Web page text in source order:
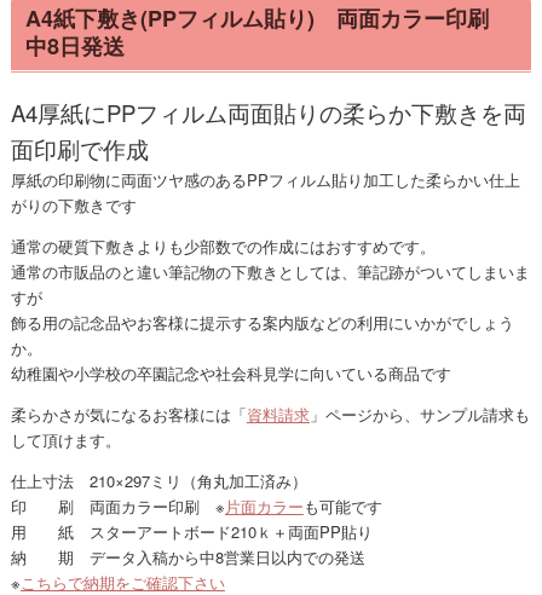
A4紙下敷き(PPフィルム貼り) 両面カラー印刷
中8日発送
A4厚紙にPPフィルム両面貼りの柔らか下敷きを両
面印刷で作成
厚紙の印刷物に両面ツヤ感のあるPPフィルム貼り加工した柔らかい仕上
がりの下敷きです
通常の硬質下敷きよりも少部数での作成にはおすすめです。
通常の市販品のと違い筆記物の下敷きとしては、筆記跡がついてしまいま
すが
飾る用の記念品やお客様に提示する案内版などの利用にいかがでしょう
か。
幼稚園や小学校の卒園記念や社会科見学に向いている商品です
柔らかさが気になるお客様には「資料請求」ページから、サンプル請求も
して頂けます。
仕上寸法 210×297ミリ（角丸加工済み）
印 刷 両面カラー印刷 ※片面カラーも可能です
用 紙 スターアートボード210ｋ＋両面PP貼り
納 期 データ入稿から中8営業日以内での発送
※ こちらで納期をご確認下さい